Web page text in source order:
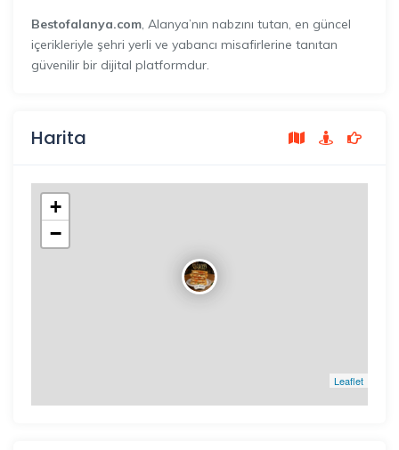
Bestofalanya.com, Alanya’nın nabzını tutan, en güncel
içerikleriyle şehri yerli ve yabancı misafirlerine tanıtan
güvenilir bir dijital platformdur.
Harita
+
−
Leaflet